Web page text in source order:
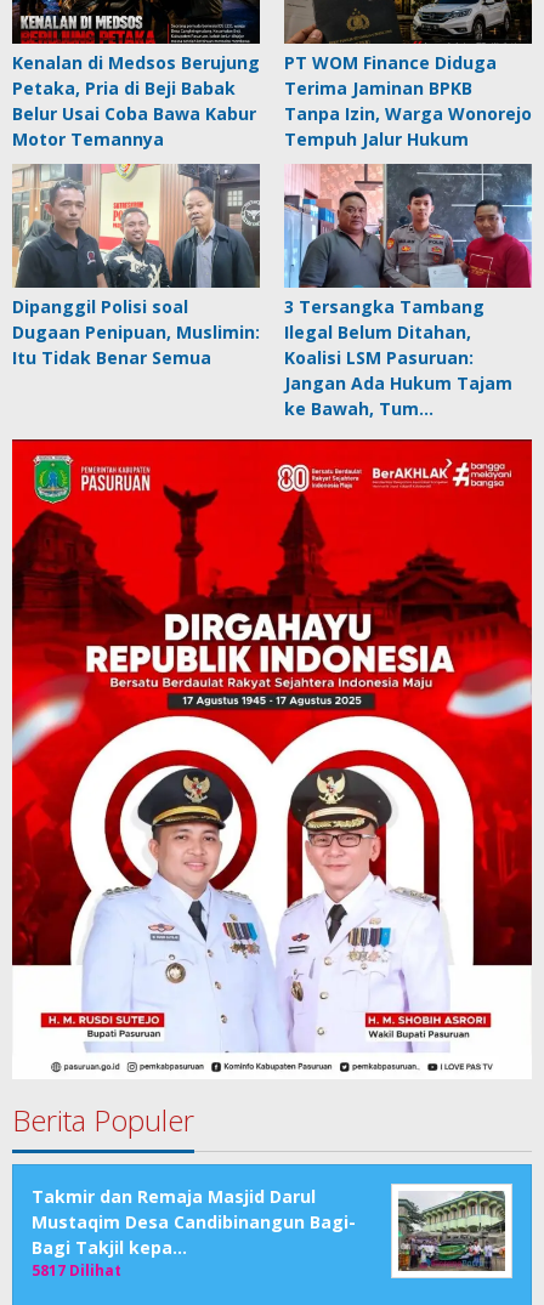
Kenalan di Medsos Berujung
Petaka, Pria di Beji Babak
Belur Usai Coba Bawa Kabur
Motor Temannya
PT WOM Finance Diduga
Terima Jaminan BPKB
Tanpa Izin, Warga Wonorejo
Tempuh Jalur Hukum
Dipanggil Polisi soal
Dugaan Penipuan, Muslimin:
Itu Tidak Benar Semua
3 Tersangka Tambang
Ilegal Belum Ditahan,
Koalisi LSM Pasuruan:
Jangan Ada Hukum Tajam
ke Bawah, Tum…
Berita Populer
Takmir dan Remaja Masjid Darul
Mustaqim Desa Candibinangun Bagi-
Bagi Takjil kepa…
5817 Dilihat